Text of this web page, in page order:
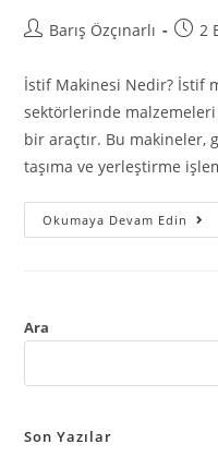
Barış Özçınarlı 2
İstif Makinesi Nedir? İstif
sektörlerinde
bir araçtır. Bu makineler,
taşıma ve yerleştirme
Okumaya Devam Edin
Ara
Son Yazılar